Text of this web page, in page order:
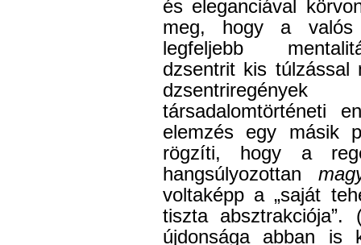
és eleganciával
meg, hogy a valós
legfeljebb
dzsentrit kis túlzással
társadalomtörténeti
elemzés egy másik
rögzíti, hogy a
hangsúlyozottan
voltaképp a „saját
tiszta absztrakciója”.
újdonsága abban is